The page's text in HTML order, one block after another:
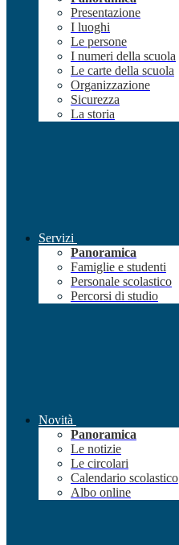
Presentazione
I luoghi
Le persone
I numeri della scuola
Le carte della scuola
Organizzazione
Sicurezza
La storia
Servizi
Panoramica
Famiglie e studenti
Personale scolastico
Percorsi di studio
Novità
Panoramica
Le notizie
Le circolari
Calendario scolastico
Albo online